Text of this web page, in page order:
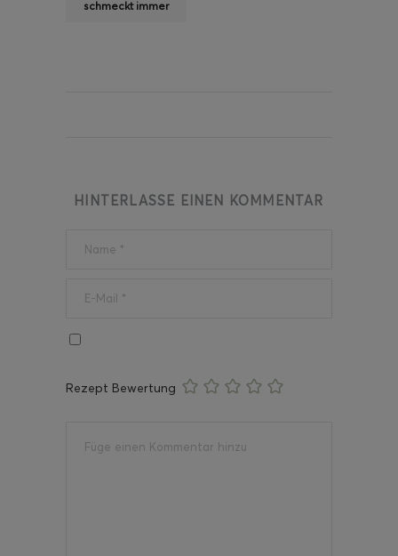
schmeckt immer
HINTERLASSE EINEN KOMMENTAR
Rezept Bewertung